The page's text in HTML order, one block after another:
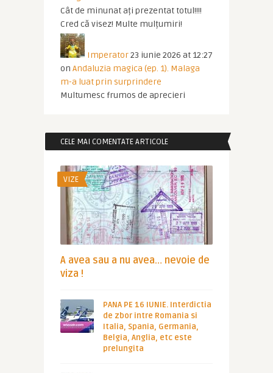
Cât de minunat ați prezentat totul!!!!
Cred că visez! Multe mulțumiri!
Imperator23 iunie 2026 at 12:27
on Andaluzia magica (ep. 1). Malaga
m-a luat prin surprindere
Multumesc frumos de aprecieri
CELE MAI COMENTATE ARTICOLE
VIZE
A avea sau a nu avea… nevoie de
viza !
PANA PE 16 IUNIE. Interdictia
de zbor intre Romania si
Italia, Spania, Germania,
Belgia, Anglia, etc este
prelungita